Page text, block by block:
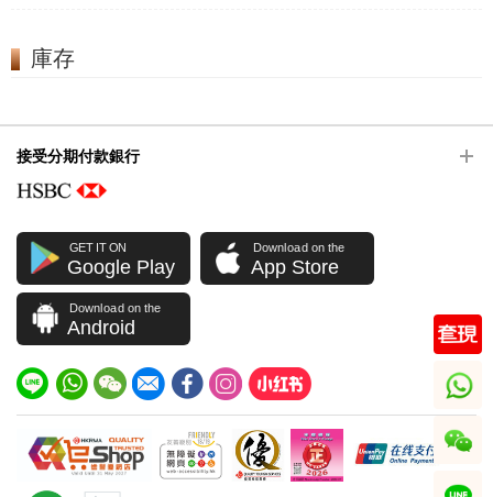
庫存
接受分期付款銀行
GET IT ON
Google Play
Download on the
App Store
Download on the
Android
whatsapp